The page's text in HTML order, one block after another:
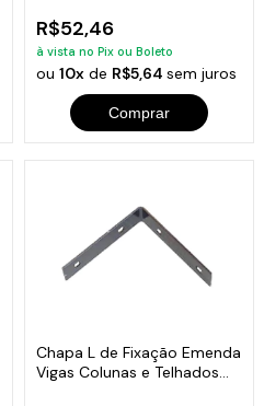
R$52,46
à vista no Pix ou Boleto
ou 10xde R$5,64 sem juros
Comprar
Chapa L de Fixação Emenda
Vigas Colunas e Telhados